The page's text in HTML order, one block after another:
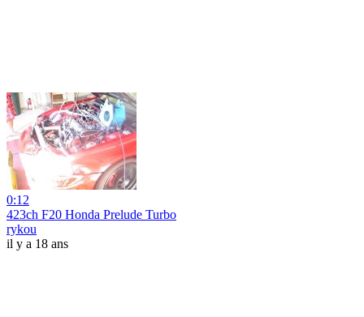
0:12
423ch F20 Honda Prelude Turbo
rykou
il y a 18 ans